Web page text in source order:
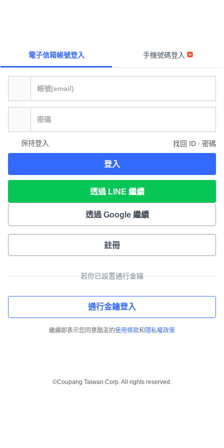
電子信箱帳號登入 手機號碼登入
保持登入 找回 ID ∙ 密碼
登入
透過 LINE 繼續
透過 Google 繼續
註冊
若你已設置通行金鑰
通行金鑰登入
繼續即表示您同意酷澎的使用條款和 隱私權政策
©Coupang Taiwan Corp. All rights reserved.